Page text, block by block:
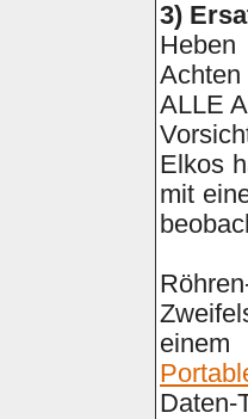
3)
ALLE
Elkos
mit
einem
Daten-